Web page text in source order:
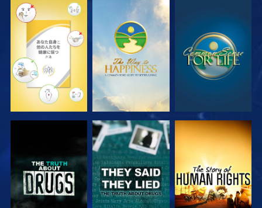
観る 観る 観る
観る 観る